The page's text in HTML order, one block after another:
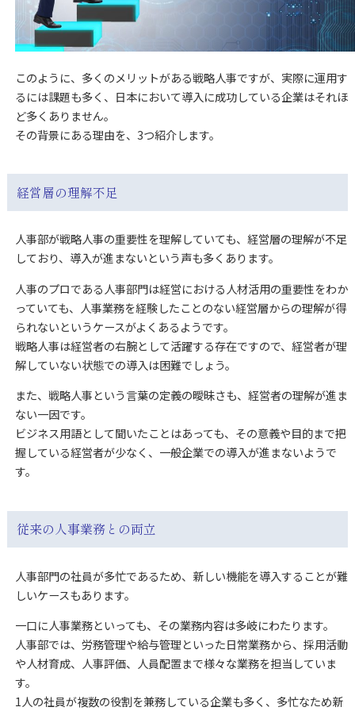
このように、多くのメリットがある戦略人事ですが、実際に運用す
るには課題も多く、日本において導入に成功している企業はそれほ
ど多くありません。
その背景にある理由を、3つ紹介します。
経営層の理解不足
人事部が戦略人事の重要性を理解していても、経営層の理解が不足
しており、導入が進まないという声も多くあります。
人事のプロである人事部門は経営における人材活用の重要性をわか
っていても、人事業務を経験したことのない経営層からの理解が得
られないというケースがよくあるようです。
戦略人事は経営者の右腕として活躍する存在ですので、経営者が理
解していない状態での導入は困難でしょう。
また、戦略人事という言葉の定義の曖昧さも、経営者の理解が進ま
ない一因です。
ビジネス用語として聞いたことはあっても、その意義や目的まで把
握している経営者が少なく、一般企業での導入が進まないようで
す。
従来の人事業務との両立
人事部門の社員が多忙であるため、新しい機能を導入することが難
しいケースもあります。
一口に人事業務といっても、その業務内容は多岐にわたります。
人事部では、労務管理や給与管理といった日常業務から、採用活動
や人材育成、人事評価、人員配置まで様々な業務を担当していま
す。
1人の社員が複数の役割を兼務している企業も多く、多忙なため新